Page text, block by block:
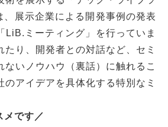
、展示企業による開発事例の発表
LiB.ミーティング」を行っていま
たり、開発者との対話など、セミ
ないノウハウ（裏話）に触れるこ
のアイデアを具体化する特別なミ
メです／